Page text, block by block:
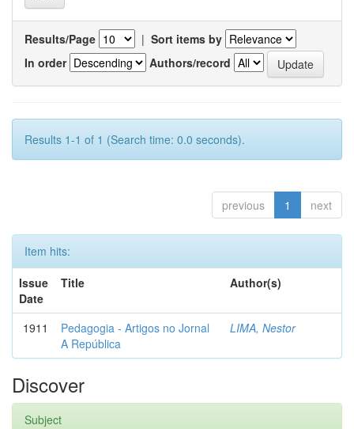
Results/Page | Sort items by
In order
Authors/record
Results 1-1 of 1 (Search time: 0.0 seconds).
previous 1 next
Item hits:
Issue
Date
Title Author(s)
1911
Pedagogia - Artigos no Jornal
A República
LIMA, Nestor
Discover
Subject